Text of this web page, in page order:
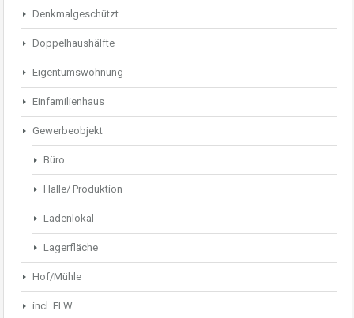
Denkmalgeschützt
Doppelhaushälfte
Eigentumswohnung
Einfamilienhaus
Gewerbeobjekt
Büro
Halle/ Produktion
Ladenlokal
Lagerfläche
Hof/Mühle
incl. ELW